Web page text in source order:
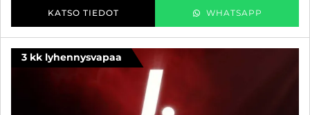
KATSO TIEDOT WHATSAPP
3 kk lyhennysvapaa